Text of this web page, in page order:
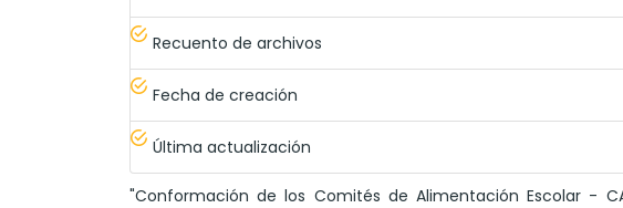
Recuento de archivos
Fecha de creación
Última actualización
"Conformación de los Comités de Alimentación Escolar -